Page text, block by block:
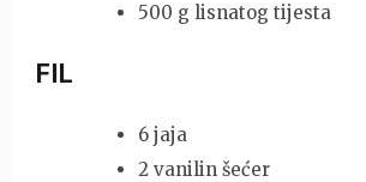
500 g lisnatog tijesta
FIL
6 jaja
2 vanilin šećer